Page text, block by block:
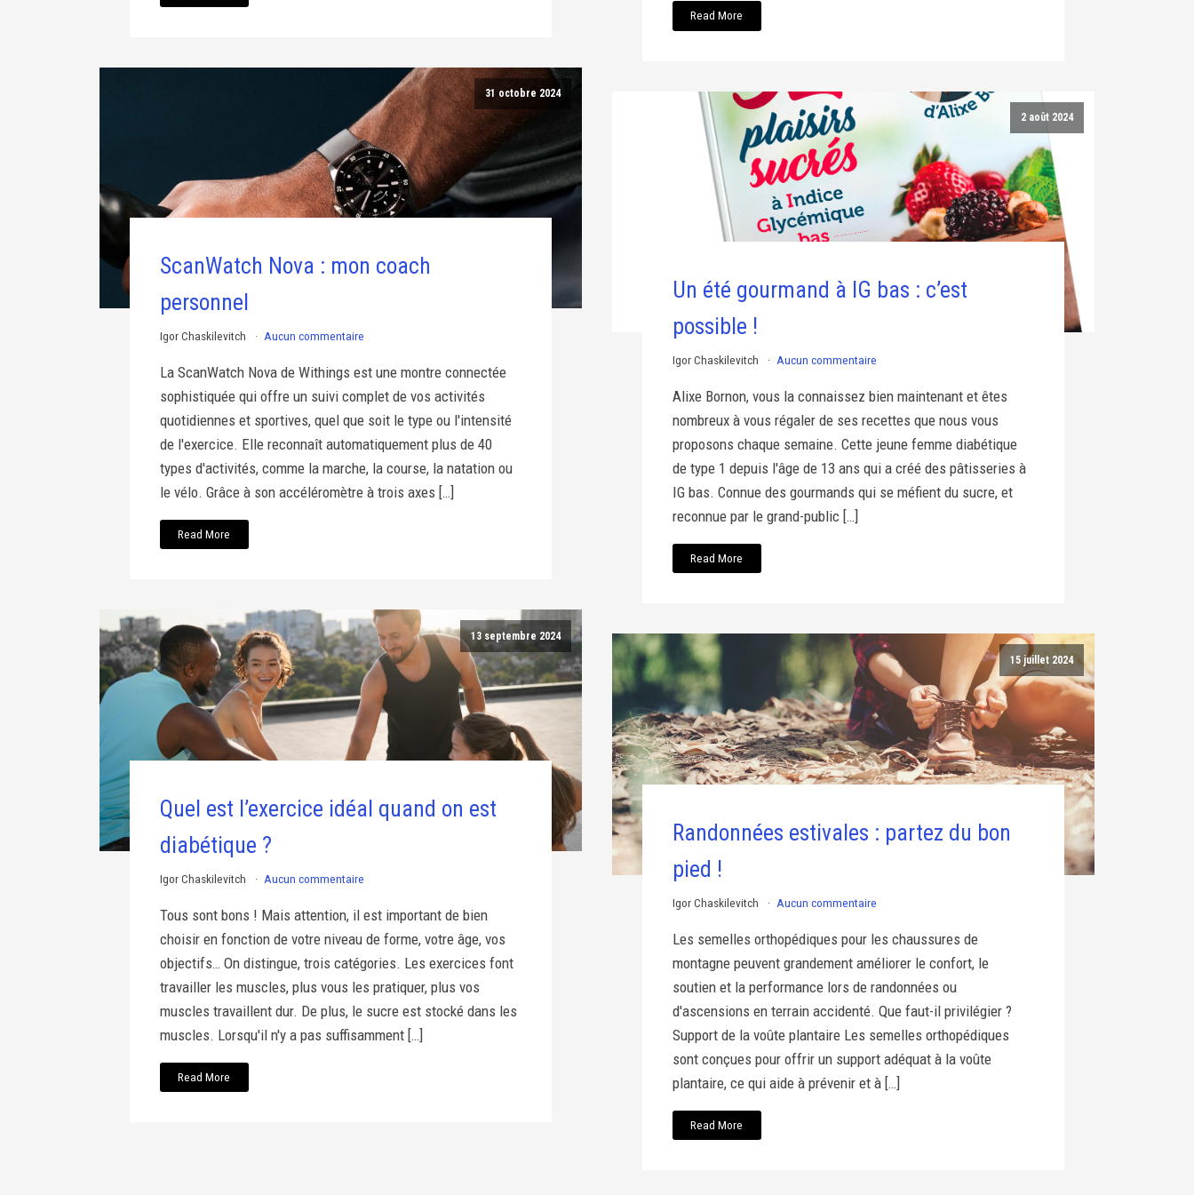
31 octobre 2024
ScanWatch Nova : mon coach
personnel
Igor Chaskilevitch Aucun commentaire
La ScanWatch Nova de Withings est une montre connectée
sophistiquée qui offre un suivi complet de vos activités
quotidiennes et sportives, quel que soit le type ou l'intensité
de l'exercice. Elle reconnaît automatiquement plus de 40
types d'activités, comme la marche, la course, la natation ou
le vélo. Grâce à son accéléromètre à trois axes […]
Read More
13 septembre 2024
Quel est l’exercice idéal quand on est
diabétique ?
Igor Chaskilevitch Aucun commentaire
Tous sont bons ! Mais attention, il est important de bien
choisir en fonction de votre niveau de forme, votre âge, vos
objectifs… On distingue, trois catégories. Les exercices font
travailler les muscles, plus vous les pratiquer, plus vos
muscles travaillent dur. De plus, le sucre est stocké dans les
muscles. Lorsqu'il n'y a pas suffisamment […]
Read More
Read More
2 août 2024
Un été gourmand à IG bas : c’est
possible !
Igor Chaskilevitch Aucun commentaire
Alixe Bornon, vous la connaissez bien maintenant et êtes
nombreux à vous régaler de ses recettes que nous vous
proposons chaque semaine. Cette jeune femme diabétique
de type 1 depuis l'âge de 13 ans qui a créé des pâtisseries à
IG bas. Connue des gourmands qui se méfient du sucre, et
reconnue par le grand-public […]
Read More
15 juillet 2024
Randonnées estivales : partez du bon
pied !
Igor Chaskilevitch Aucun commentaire
Les semelles orthopédiques pour les chaussures de
montagne peuvent grandement améliorer le confort, le
soutien et la performance lors de randonnées ou
d'ascensions en terrain accidenté. Que faut-il privilégier ?
Support de la voûte plantaire Les semelles orthopédiques
sont conçues pour offrir un support adéquat à la voûte
plantaire, ce qui aide à prévenir et à […]
Read More